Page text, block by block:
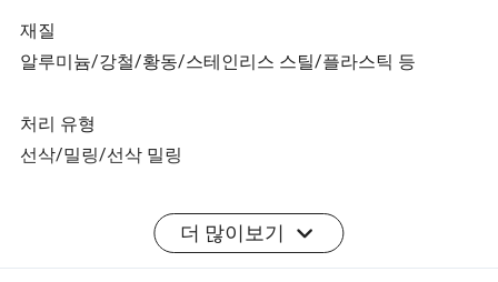
재질
알루미늄/강철/황동/스테인리스 스틸/플라스틱 등
처리 유형
선삭/밀링/선삭 밀링
산화/연마/도금/도장
더 많이보기